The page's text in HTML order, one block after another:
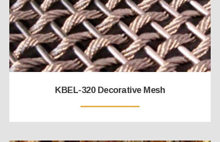
KBEL-320 Decorative Mesh